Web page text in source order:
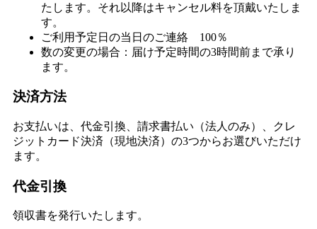
の
カ
ト
たします。それ以降はキャンセル料を頂戴いたしま
す。
ご利用予定日の当日のご連絡 100％
数の変更の場合：届け予定時間の3時間前まで承り
ます。
決済方法
お支払いは、代金引換、請求書払い（法人のみ）、クレ
ジットカード決済（現地決済）の3つからお選びいただけ
ます。
代金引換
領収書を発行いたします。